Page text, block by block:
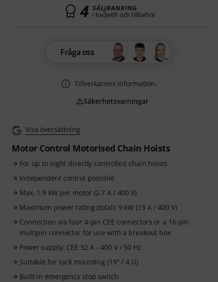
Visa översättning
Motor Control Motorised Chain Hoists
For up to eight directly controlled chain hoists
Independent control possible
Max. 1.9 kW per motor (2.7 A / 400 V)
Maximum power rating (total): 9 kW (13 A / 400 V)
Connection via four 4-pin CEE connectors or a 16-pin
multipin connector for use with a breakout box
Power supply: CEE 32 A - 400 V / 50 Hz
Suitable for rack mounting (19" / 4 U)
Built-in emergency stop switch
4 SÄLJRANKING
i Kedjelift och tillbehör
Fråga oss
Tillverkarens information.
Säkerhetsvarningar